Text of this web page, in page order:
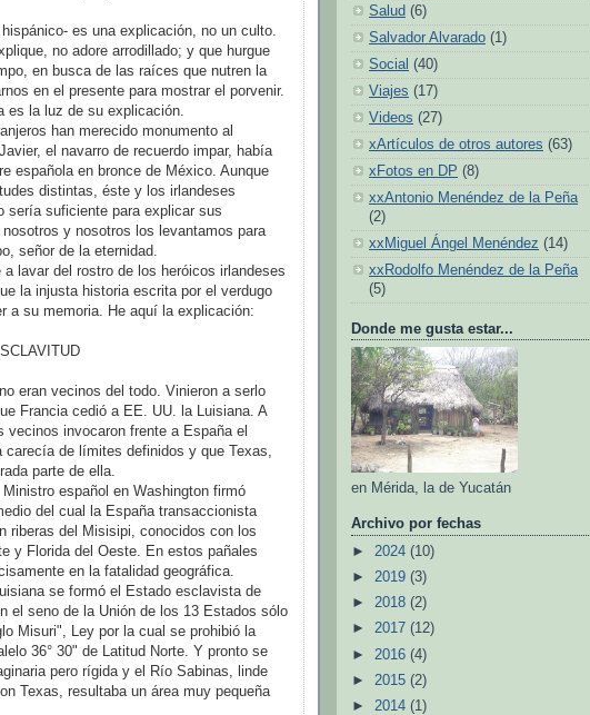
es una explicación, no un culto.
no adore arrodillado; y que hurgue
en busca de las raíces que nutren la
en el presente para mostrar el porvenir.
es la luz de su explicación.
han merecido monumento al
el navarro de recuerdo impar, había
española en bronce de México. Aunque
distintas, éste y los irlandeses
sería suficiente para explicar sus
y nosotros los levantamos para
señor de la eternidad.
lavar del rostro de los heróicos irlandeses
la injusta historia escrita por el verdugo
a su memoria. He aquí la explicación:
eran vecinos del todo. Vinieron a serlo
Francia cedió a EE. UU. la Luisiana. A
vecinos invocaron frente a España el
de límites definidos y que Texas,
parte de ella.
español en Washington firmó
del cual la España transaccionista
riberas del Misisipi, conocidos con los
y Florida del Oeste. En estos pañales
en la fatalidad geográfica.
se formó el Estado esclavista de
el seno de la Unión de los 13 Estados sólo
Misuri", Ley por la cual se prohibió la
36° 30" de Latitud Norte. Y pronto se
pero rígida y el Río Sabinas, linde
Texas, resultaba un área muy pequeña
Salud (6)
Salvador Alvarado (1)
Social (40)
Viajes (17)
Videos (27)
xArtículos de otros autores (63)
xFotos en DP (8)
xxAntonio Menéndez de la Peña
(2)
xxMiguel Ángel Menéndez (14)
xxRodolfo Menéndez de la Peña
(5)
Donde me gusta estar...
en Mérida, la de Yucatán
Archivo por fechas
► 2024 (10)
► 2019 (3)
► 2018 (2)
► 2017 (12)
► 2016 (4)
► 2015 (2)
► 2014 (1)